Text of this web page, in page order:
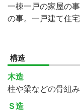
一棟一戸の家屋の
の事。一戸建て住宅
構造
木造
柱や梁などの骨組
Ｓ造